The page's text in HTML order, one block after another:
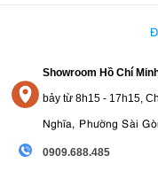
Showroom Hồ Chí
bảy từ 8h15 - 17h15,
Nghĩa, Phường Sài
0909.688.485